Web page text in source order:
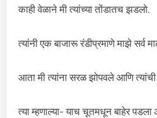
काही वेळाने मी त्यांच्या तोंडातच झडलो.
त्यांनी एक बाजारू रंडीप्रमाणे माझे सर्व
आता मी त्यांना सरळ झोपवले आणि
त्या म्हणाल्या- याच चूतमधून बाहेर